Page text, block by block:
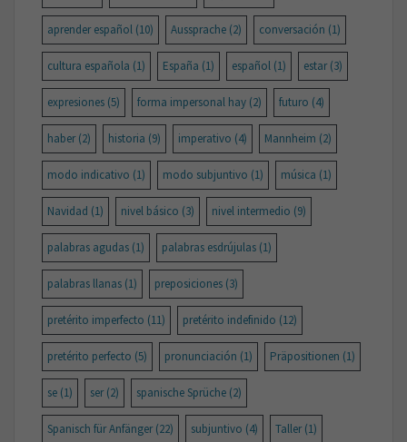
aprender español (10) Aussprache (2) conversación (1)
cultura española (1) España (1) español (1) estar(3)
expresiones (5) forma impersonal hay (2) futuro (4)
haber(2) historia (9) imperativo (4) Mannheim (2)
modo indicativo (1) modo subjuntivo (1) música (1)
Navidad (1) nivel básico (3) nivel intermedio (9)
palabras agudas (1) palabras esdrújulas (1)
palabras llanas (1) preposiciones (3)
pretérito imperfecto (11) pretérito indefinido (12)
pretérito perfecto (5) pronunciación (1) Präpositionen (1)
se (1) ser(2) spanische Sprüche (2)
Spanisch für Anfänger(22) subjuntivo (4) Taller(1)